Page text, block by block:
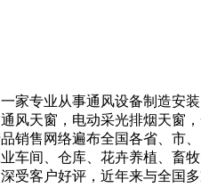
家专业从事通风设备制造安
风天窗，电动采光排烟天窗
销售网络遍布全国各省、市
车间、仓库、花卉养植、畜
受客户好评，近年来与全国